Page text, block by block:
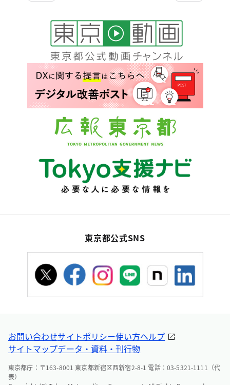
東京都公式SNS
お問い合わせサイトポリシー使い方ヘルプ
サイトマップデータ・資料・刊行物
東京都庁：〒163-8001 東京都新宿区西新宿2-8-1 電話：03-5321-1111（代
表）